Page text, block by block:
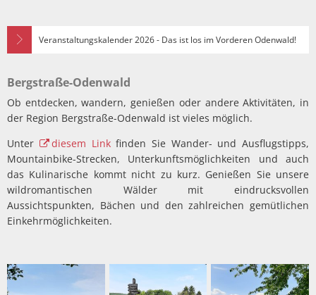
Veranstaltungskalender 2026 - Das ist los im Vorderen Odenwald!
Bergstraße-Odenwald
Ob entdecken, wandern, genießen oder andere Aktivitäten, in
der Region Bergstraße-Odenwald ist vieles möglich.
Unter
diesem Linkfinden Sie Wander- und Ausflugstipps,
Mountainbike-Strecken, Unterkunftsmöglichkeiten und auch
das Kulinarische kommt nicht zu kurz. Genießen Sie unsere
wildromantischen Wälder mit eindrucksvollen
Aussichtspunkten, Bächen und den zahlreichen gemütlichen
Einkehrmöglichkeiten.